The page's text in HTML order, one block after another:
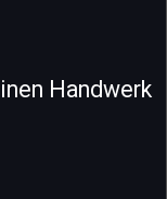
Handwerk